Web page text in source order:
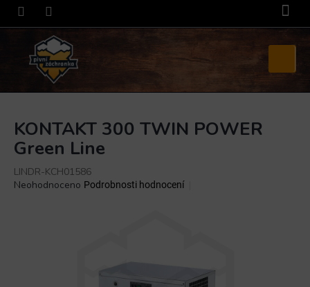
Přejít
obsah
košík
KONTAKT 300 TWIN POWER
Green Line
LINDR-KCH01586
Průměrné
Neohodnoceno Podrobnosti hodnocení